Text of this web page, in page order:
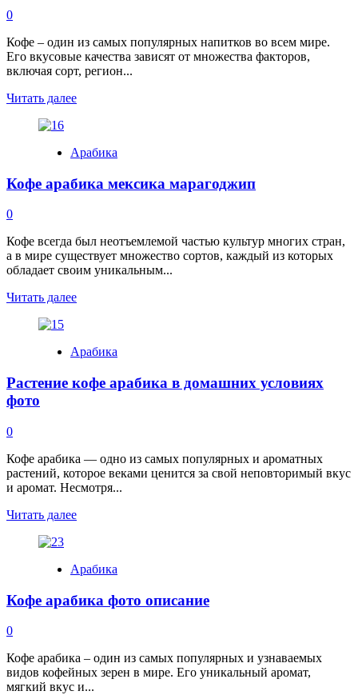
0
Кофе – один из самых популярных напитков во всем мире.
Его вкусовые качества зависят от множества факторов,
включая сорт, регион...
Читать далееRead
кофе
кислит
Арабика
Кофе арабика мексика марагоджип
0
Кофе всегда был неотъемлемой частью культур многих стран,
а в мире существует множество сортов, каждый из которых
обладает своим уникальным...
Читать далееRead
арабика
марагоджип
Арабика
Растение кофе арабика в домашних условиях
фото
0
Кофе арабика — одно из самых популярных и ароматных
растений, которое веками ценится за свой неповторимый вкус
и аромат. Несмотря...
Читать далееRead
кофе
в
Арабика
Кофе арабика фото описание
0
Кофе арабика – один из самых популярных и узнаваемых
видов кофейных зерен в мире. Его уникальный аромат,
мягкий вкус и...